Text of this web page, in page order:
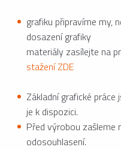
grafiku připravíme my,
dosazení grafiky
materiály zasílejte na
stažení ZDE
Základní grafické
je k dispozici.
Před výrobou zašleme
odosouhlasení.